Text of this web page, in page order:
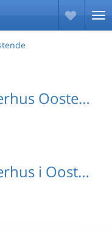
Sommerhus Oostende med hund
Sommerhus i Oostende